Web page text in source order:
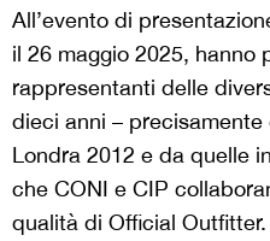
All’evento di
il 26 maggio 2025,
rappresentanti delle
dieci anni –
Londra 2012 e da quelle
che CONI e CIP
qualità di Official